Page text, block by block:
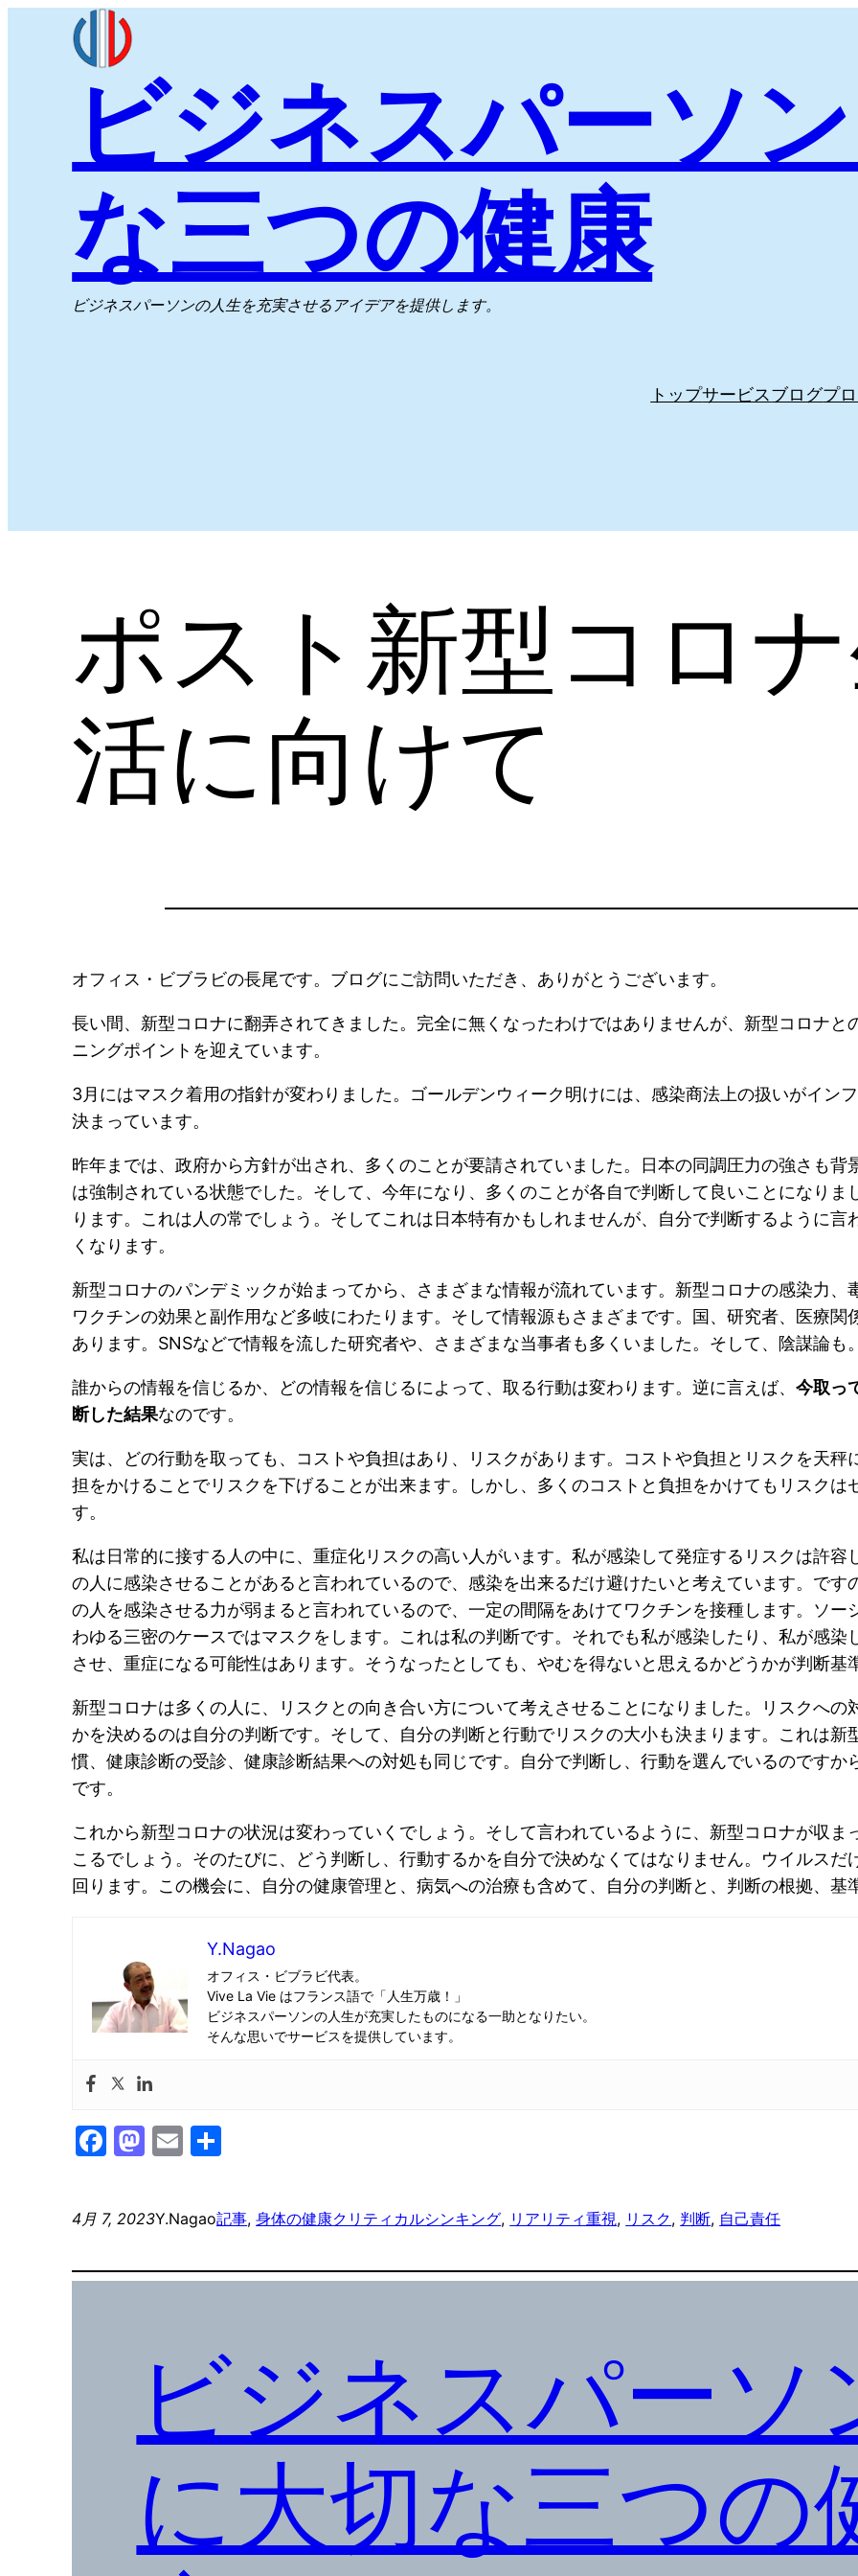
ビジネスパーソ
な三つの健康
ビジネスパーソンの人生を充実させるアイデアを提供します。
トップサービスブログプ
ポスト新型コロ
活に向けて
オフィス・ビブラビの長尾です。ブログにご訪問いただき、ありがとうございます。
長い間、新型コロナに翻弄されてきました。完全に無くなったわけではありませんが、新型コロナ
ニングポイントを迎えています。
3月にはマスク着用の指針が変わりました。ゴールデンウィーク明けには、感染商法上の扱いがイン
決まっています。
昨年までは、政府から方針が出され、多くのことが要請されていました。日本の同調圧力の強さも
は強制されている状態でした。そして、今年になり、多くのことが各自で判断して良いことになり
ります。これは人の常でしょう。そしてこれは日本特有かもしれませんが、自分で判断するように
くなります。
新型コロナのパンデミックが始まってから、さまざまな情報が流れています。新型コロナの感染力
ワクチンの効果と副作用など多岐にわたります。そして情報源もさまざまです。国、研究者、医療
あります。SNSなどで情報を流した研究者や、さまざまな当事者も多くいました。そして、陰謀論も
誰からの情報を信じるか、どの情報を信じるによって、取る行動は変わります。逆に言えば、今取っ
断した結果なのです。
実は、どの行動を取っても、コストや負担はあり、リスクがあります。コストや負担とリスクを天
担をかけることでリスクを下げることが出来ます。しかし、多くのコストと負担をかけてもリスク
す。
私は日常的に接する人の中に、重症化リスクの高い人がいます。私が感染して発症するリスクは許
の人に感染させることがあると言われているので、感染を出来るだけ避けたいと考えています。で
の人を感染させる力が弱まると言われているので、一定の間隔をあけてワクチンを接種します。ソ
わゆる三密のケースではマスクをします。これは私の判断です。それでも私が感染したり、私が感
させ、重症になる可能性はあります。そうなったとしても、やむを得ないと思えるかどうかが判断基
新型コロナは多くの人に、リスクとの向き合い方について考えさせることになりました。リスクへ
かを決めるのは自分の判断です。そして、自分の判断と行動でリスクの大小も決まります。これは
慣、健康診断の受診、健康診断結果への対処も同じです。自分で判断し、行動を選んでいるのですか
です。
これから新型コロナの状況は変わっていくでしょう。そして言われているように、新型コロナが収
こるでしょう。そのたびに、どう判断し、行動するかを自分で決めなくてはなりません。ウイルス
回ります。この機会に、自分の健康管理と、病気への治療も含めて、自分の判断と、判断の根拠、
Y.Nagao
オフィス・ビブラビ代表。
Vive La Vie はフランス語で「人生万歳！」
ビジネスパーソンの人生が充実したものになる一助となりたい。
そんな思いでサービスを提供しています。
Facebook
Mastodon
Email
4月 7, 2023Y.Nagao記事, 身体の健康クリティカルシンキング, リアリティ重視, リスク, 判断, 自己責任
ビジネスパーソ
に大切な三つの